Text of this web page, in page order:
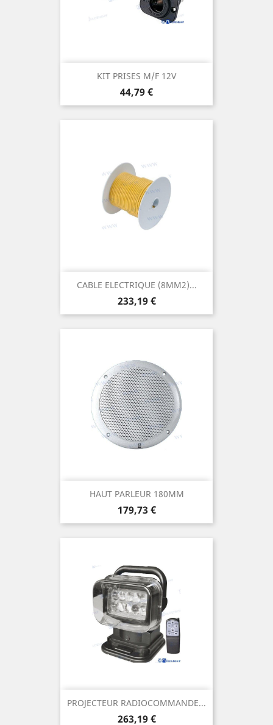
KIT PRISES M/F 12V
Prix
44,79 €
CABLE ELECTRIQUE (8MM2)...
Prix
233,19 €
HAUT PARLEUR 180MM
Prix
179,73 €
PROJECTEUR RADIOCOMMANDE...
Prix
263,19 €